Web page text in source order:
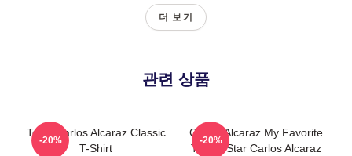
더 보기
관련 상품
Tenis Carlos Alcaraz Classic
T-Shirt
-20%
Carlos Alcaraz My Favorite
Tennis Star Carlos Alcaraz
-20%